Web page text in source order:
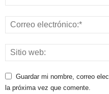
Guardar mi nombre, correo
la próxima vez que comente.